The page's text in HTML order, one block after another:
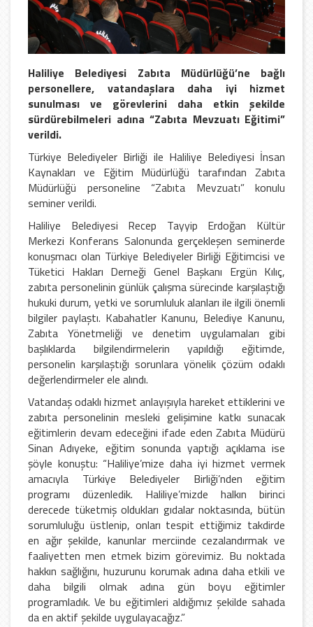
Haliliye Belediyesi Zabıta Müdürlüğü’ne bağlı
personellere, vatandaşlara daha iyi hizmet
sunulması ve görevlerini daha etkin şekilde
sürdürebilmeleri adına “Zabıta Mevzuatı Eğitimi”
verildi.
Türkiye Belediyeler Birliği ile Haliliye Belediyesi İnsan
Kaynakları ve Eğitim Müdürlüğü tarafından Zabıta
Müdürlüğü personeline “Zabıta Mevzuatı” konulu
seminer verildi.
Haliliye Belediyesi Recep Tayyip Erdoğan Kültür
Merkezi Konferans Salonunda gerçekleşen seminerde
konuşmacı olan Türkiye Belediyeler Birliği Eğitimcisi ve
Tüketici Hakları Derneği Genel Başkanı Ergün Kılıç,
zabıta personelinin günlük çalışma sürecinde karşılaştığı
hukuki durum, yetki ve sorumluluk alanları ile ilgili önemli
bilgiler paylaştı. Kabahatler Kanunu, Belediye Kanunu,
Zabıta Yönetmeliği ve denetim uygulamaları gibi
başlıklarda bilgilendirmelerin yapıldığı eğitimde,
personelin karşılaştığı sorunlara yönelik çözüm odaklı
değerlendirmeler ele alındı.
Vatandaş odaklı hizmet anlayışıyla hareket ettiklerini ve
zabıta personelinin mesleki gelişimine katkı sunacak
eğitimlerin devam edeceğini ifade eden Zabıta Müdürü
Sinan Adıyeke, eğitim sonunda yaptığı açıklama ise
şöyle konuştu: “Haliliye’mize daha iyi hizmet vermek
amacıyla Türkiye Belediyeler Birliği’nden eğitim
programı düzenledik. Haliliye’mizde halkın birinci
derecede tüketmiş oldukları gıdalar noktasında, bütün
sorumluluğu üstlenip, onları tespit ettiğimiz takdirde
en ağır şekilde, kanunlar merciinde cezalandırmak ve
faaliyetten men etmek bizim görevimiz. Bu noktada
hakkın sağlığını, huzurunu korumak adına daha etkili ve
daha bilgili olmak adına gün boyu eğitimler
programladık. Ve bu eğitimleri aldığımız şekilde sahada
da en aktif şekilde uygulayacağız.”